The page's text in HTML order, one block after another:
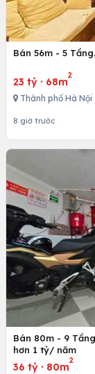
Bán 56m - 5
23 tỷ · 68m
2
Thành phố Hà Nội
8 giờ trước
Bán 80m - 9
hơn 1 tỷ/ năm
36 tỷ · 80m
2